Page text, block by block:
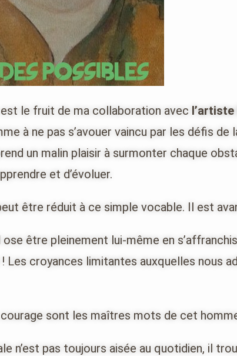
est le fruit de ma collaboration avec l’artiste
à ne pas s’avouer vaincu par les défis
un malin plaisir à surmonter chaque
et d’évoluer.
être réduit à ce simple vocable. Il est
ose être pleinement lui-même en
Les croyances limitantes auxquelles nous
sont les maîtres mots de cet
n’est pas toujours aisée au quotidien, il